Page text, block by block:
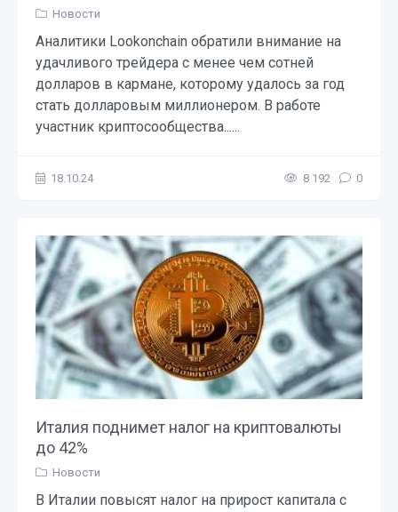
Новости
Аналитики Lookonchain обратили внимание на
удачливого трейдера с менее чем сотней
долларов в кармане, которому удалось за год
стать долларовым миллионером. В работе
участник криптосообщества......
18.10.24 8 192 0
Италия поднимет налог на криптовалюты
до 42%
Новости
В Италии повысят налог на прирост капитала с